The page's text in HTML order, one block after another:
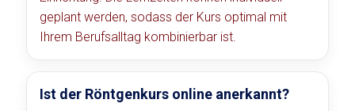
geplant werden, sodass der Kurs optimal mit
Ihrem Berufsalltag kombinierbar ist.
Ist der Röntgenkurs online anerkannt?